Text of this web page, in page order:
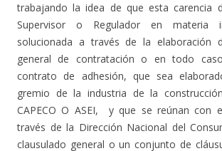
trabajando la idea de que esta carencia
Supervisor o Regulador en materia
solucionada a través de la elaboración
general de contratación o en todo
contrato de adhesión, que sea
gremio de la industria de la
CAPECO O ASEI, y que se reúnan con
través de la Dirección Nacional del
clausulado general o un conjunto de